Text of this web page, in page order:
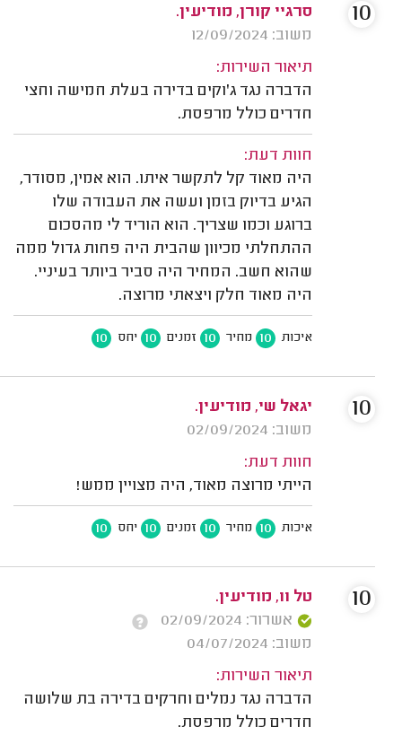
סרגיי קורן, מודיעין.
משוב: 12/09/2024
תיאור השירות:
הדברה נגד ג'וקים בדירה בעלת חמישה וחצי
חדרים כולל מרפסת.
חוות דעת:
היה מאוד קל לתקשר איתו. הוא אמין, מסודר,
הגיע בדיוק בזמן ועשה את העבודה שלו
ברוגע וכמו שצריך. הוא הוריד לי מהסכום
ההתחלתי מכיוון שהבית היה פחות גדול ממה
שהוא חשב. המחיר היה סביר ביותר בעיניי.
היה מאוד חלק ויצאתי מרוצה.
איכות 10 מחיר 10 זמנים 10 יחס 10
10
יגאל שי, מודיעין.
משוב: 02/09/2024
חוות דעת:
הייתי מרוצה מאוד, היה מצויין ממש!
איכות 10 מחיר 10 זמנים 10 יחס 10
10
טל וו, מודיעין.
אשרור: 02/09/2024
משוב: 04/07/2024
תיאור השירות:
הדברה נגד נמלים וחרקים בדירה בת שלושה
חדרים כולל מרפסת.
10